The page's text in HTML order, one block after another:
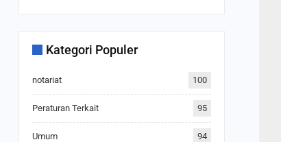
Kategori Populer
notariat 100
Peraturan Terkait 95
Umum 94